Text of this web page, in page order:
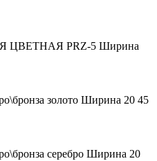
PRZ-5 Ширина
золото Ширина 20 45
серебро Ширина 20